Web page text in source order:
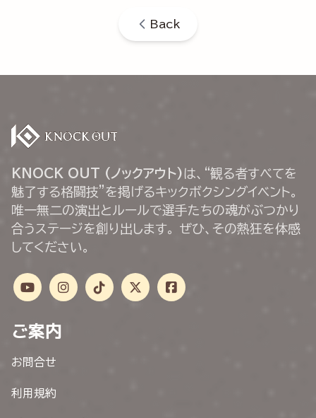
Back
KNOCK OUT (ノックアウト) は、“観る者すべてを
魅了する格闘技”を掲げるキックボクシングイベント。
唯一無二の演出とルールで選手たちの魂がぶつかり
合うステージを創り出します。 ぜひ、その熱狂を体感
してください。
ご案内
お問合せ
利用規約